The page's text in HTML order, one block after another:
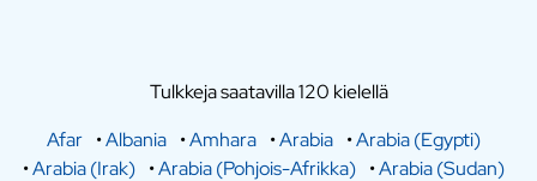
Tulkkeja saatavilla 120 kielellä
Afar •Albania •Amhara •Arabia •Arabia (Egypti)
•Arabia (Irak) •Arabia (Pohjois-Afrikka) •Arabia (Sudan)